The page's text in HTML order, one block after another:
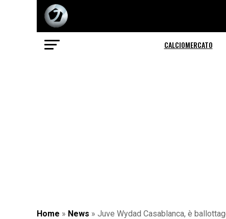
CALCIOMERCATO
Home » News » Juve Wydad Casablanca, è